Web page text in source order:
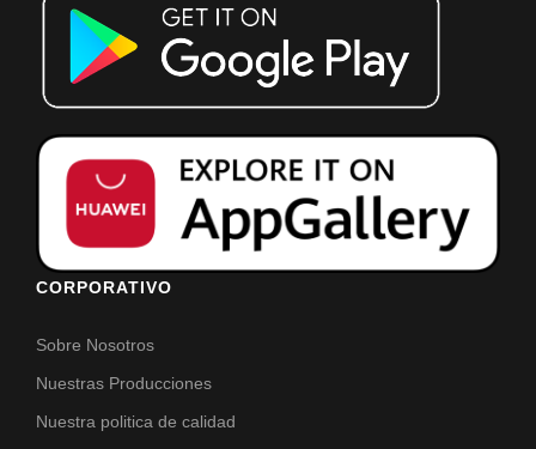
CORPORATIVO
Sobre Nosotros
Nuestras Producciones
Nuestra politica de calidad